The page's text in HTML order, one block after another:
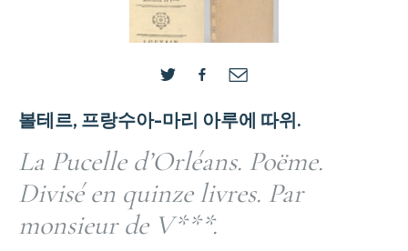
볼테르, 프랑수아-마리 아루에 따위.
La Pucelle d’Orléans. Poëme.
Divisé en quinze livres. Par
monsieur de V***.